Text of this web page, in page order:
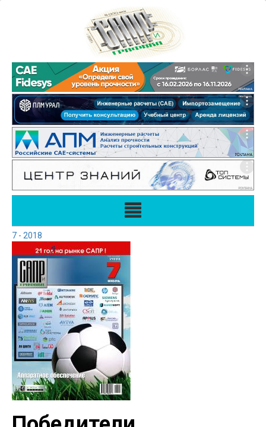
7 - 2018